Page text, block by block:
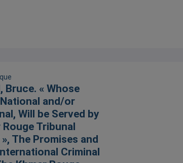
Bruce. « Whose
and/or
Will be Served by
Rouge Tribunal
The Promises and
Criminal